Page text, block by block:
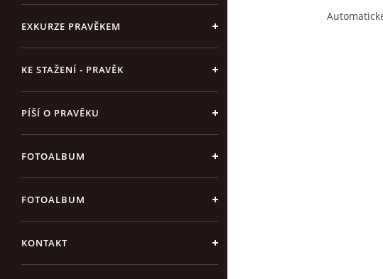
EXKURZE PRAVĚKEM
KE STAŽENÍ - PRAVĚK
PÍŠÍ O PRAVĚKU
FOTOALBUM
FOTOALBUM
KONTAKT